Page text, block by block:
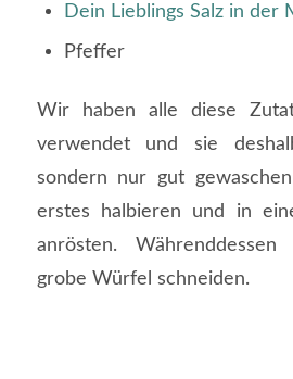
Dein Lieblings Salz in der
Pfeffer
Wir haben alle diese
verwendet und sie
sondern nur gut
erstes halbieren und in
anrösten.
grobe Würfel schneiden.